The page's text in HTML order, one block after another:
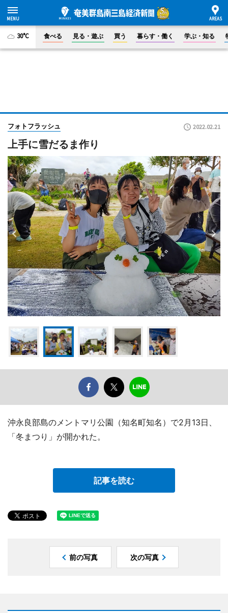
30°C 食べる 見る・遊ぶ 買う 暮らす・働く 学ぶ・知る
フォトフラッシュ 2022.02.21
上手に雪だるま作り
沖永良部島のメントマリ公園（知名町知名）で2月13日、
「冬まつり」が開かれた。
記事を読む
前の写真 次の写真